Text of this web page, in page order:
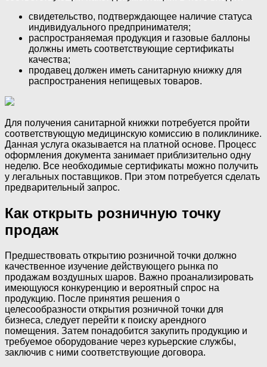
свидетельство, подтверждающее наличие статуса
индивидуального предпринимателя;
распространяемая продукция и газовые баллоны
должны иметь соответствующие сертификаты
качества;
продавец должен иметь санитарную книжку для
распространения непищевых товаров.
Для получения санитарной книжки потребуется пройти
соответствующую медицинскую комиссию в поликлинике.
Данная услуга оказывается на платной основе. Процесс
оформления документа занимает приблизительно одну
неделю. Все необходимые сертификаты можно получить
у легальных поставщиков. При этом потребуется сделать
предварительный запрос.
Как открыть розничную точку
продаж
Предшествовать открытию розничной точки должно
качественное изучение действующего рынка по
продажам воздушных шаров. Важно проанализировать
имеющуюся конкуренцию и вероятный спрос на
продукцию. После принятия решения о
целесообразности открытия розничной точки для
бизнеса, следует перейти к поиску арендного
помещения. Затем понадобится закупить продукцию и
требуемое оборудование через курьерские службы,
заключив с ними соответствующие договора.